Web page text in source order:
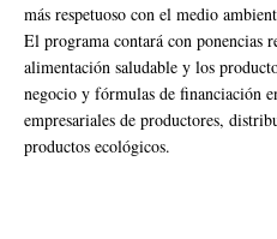
más respetuoso con el medio
El programa contará con ponencias
alimentación saludable y los
negocio y fórmulas de financiación
empresariales de productores,
productos ecológicos.